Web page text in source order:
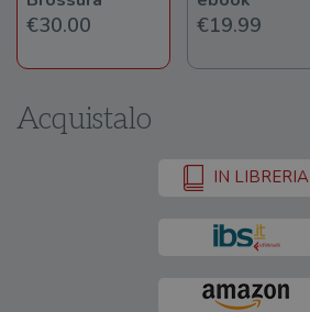
€30.00 €19.99
Acquistalo
IN LIBRERIA